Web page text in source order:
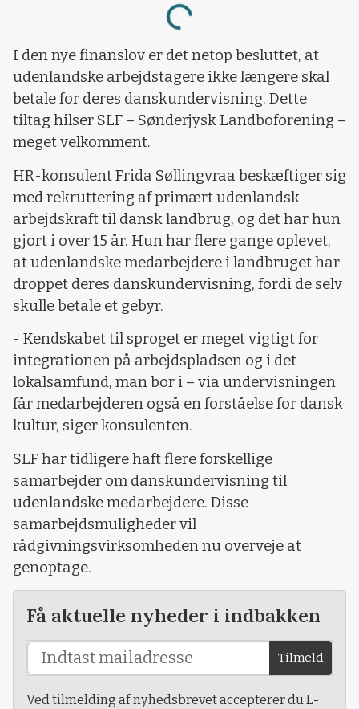
Loading...
I den nye finanslov er det netop besluttet, at
udenlandske arbejdstagere ikke længere skal
betale for deres danskundervisning. Dette
tiltag hilser SLF – Sønderjysk Landboforening –
meget velkomment.
HR-konsulent Frida Søllingvraa beskæftiger sig
med rekruttering af primært udenlandsk
arbejdskraft til dansk landbrug, og det har hun
gjort i over 15 år. Hun har flere gange oplevet,
at udenlandske medarbejdere i landbruget har
droppet deres danskundervisning, fordi de selv
skulle betale et gebyr.
- Kendskabet til sproget er meget vigtigt for
integrationen på arbejdspladsen og i det
lokalsamfund, man bor i – via undervisningen
får medarbejderen også en forståelse for dansk
kultur, siger konsulenten.
SLF har tidligere haft flere forskellige
samarbejder om danskundervisning til
udenlandske medarbejdere. Disse
samarbejdsmuligheder vil
rådgivningsvirksomheden nu overveje at
genoptage.
Få aktuelle nyheder i indbakken
Tilmeld
Ved tilmelding af nyhedsbrevet accepterer du L-